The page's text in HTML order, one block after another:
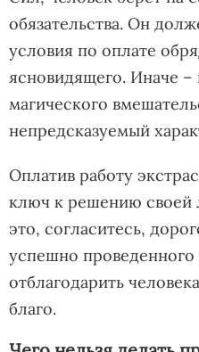
обязательства. Он
условия по оплате
ясновидящего. Иначе –
магического
непредсказуемый
Оплатив работу
ключ к решению своей
это, согласитесь,
успешно проведенного
отблагодарить
благо.